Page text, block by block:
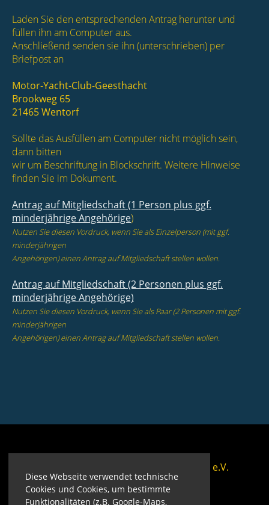
Diese Webseite verwendet technische
Cookies und Cookies, um bestimmte
Funktionalitäten (z.B. Google-Maps,
Laden Sie den entsprechenden Antrag herunter und
füllen ihn am Computer aus.
Anschließend senden sie ihn (unterschrieben) per
Briefpost an
Motor-Yacht-Club-Geesthacht
Brookweg 65
21465 Wentorf
Sollte das Ausfüllen am Computer nicht möglich sein,
dann bitten
wir um Beschriftung in Blockschrift. Weitere Hinweise
finden Sie im Dokument.
Antrag auf Mitgliedschaft (1 Person plus ggf.
minderjährige Angehörige)
Nutzen Sie diesen Vordruck, wenn Sie als Einzelperson (mit ggf.
minderjährigen
Angehörigen) einen Antrag auf Mitgliedschaft stellen wollen.
Antrag auf Mitgliedschaft (2 Personen plus ggf.
minderjährige Angehörige)
Nutzen Sie diesen Vordruck, wenn Sie als Paar (2 Personen mit ggf.
minderjährigen
Angehörigen) einen Antrag auf Mitgliedschaft stellen wollen.
© Motor-Yacht-Club-Geesthacht e.V.